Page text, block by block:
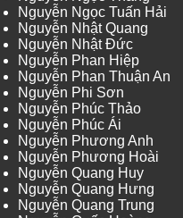
Nguyễn Ngọc Tuấn Hải
Nguyễn Nhật Quang
Nguyễn Nhật Đức
Nguyễn Phan Hiệp
Nguyễn Phan Thuận An
Nguyễn Phi Sơn
Nguyễn Phúc Thảo
Nguyễn Phúc Ái
Nguyễn Phương Anh
Nguyễn Phương Hoài
Nguyễn Quang Huy
Nguyễn Quang Hưng
Nguyễn Quang Trung